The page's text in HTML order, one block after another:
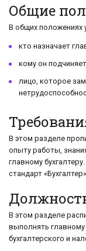
Общие
В общих положениях
кто назначает
кому он
лицо, которое
В этом разделе
опыту работы,
главному
стандарт
В этом разделе
выполнять главному
бухгалтерского и